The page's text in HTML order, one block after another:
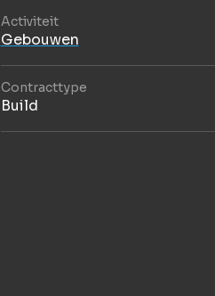
Activiteit
Gebouwen
Contracttype
Build